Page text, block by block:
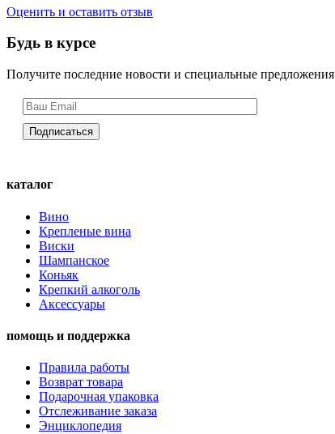
Оценить и оставить отзыв
Будь в курсе
Получите последние новости и специальные предложения
каталог
Вино
Крепленые вина
Виски
Шампанское
Коньяк
Крепкий алкоголь
Аксессуары
помощь и поддержка
Правила работы
Возврат товара
Подарочная упаковка
Отслеживание заказа
Энциклопедия